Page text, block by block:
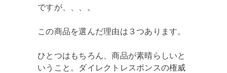
ですが、、、。
この商品を選んだ理由は３つあります。
ひとつはもちろん、商品が素晴らしいと
いうこと。ダイレクトレスポンスの権威